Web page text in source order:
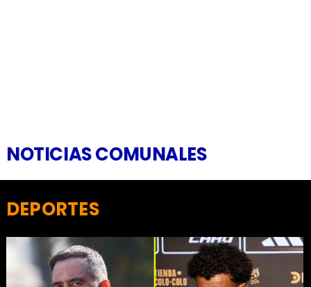
NOTICIAS COMUNALES
DEPORTES